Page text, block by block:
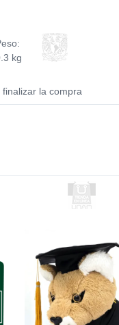
kg
la compra